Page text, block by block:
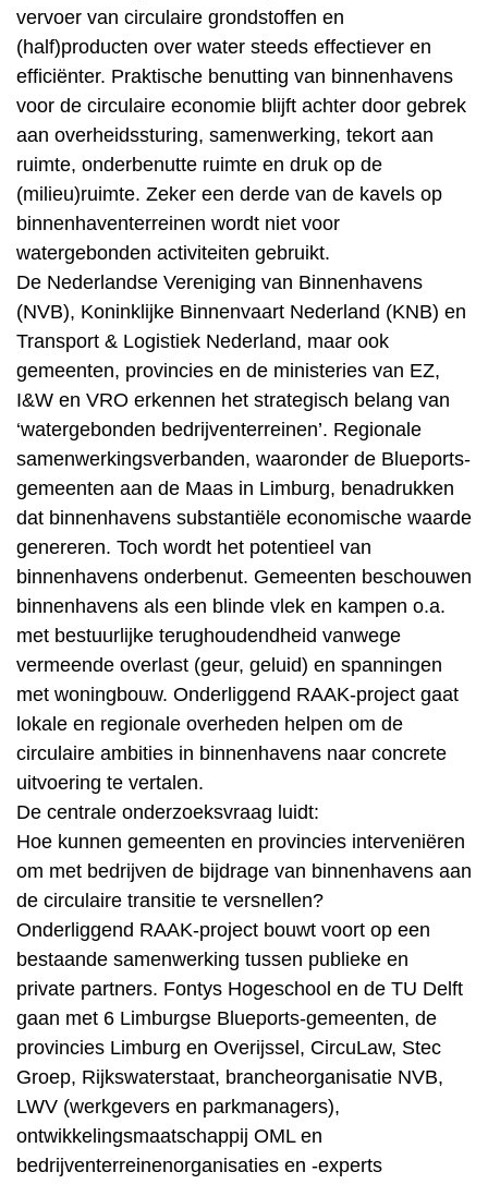
vervoer van circulaire grondstoffen en
(half)producten over water steeds effectiever en
efficiënter. Praktische benutting van binnenhavens
voor de circulaire economie blijft achter door gebrek
aan overheidssturing, samenwerking, tekort aan
ruimte, onderbenutte ruimte en druk op de
(milieu)ruimte. Zeker een derde van de kavels op
binnenhaventerreinen wordt niet voor
watergebonden activiteiten gebruikt.
De Nederlandse Vereniging van Binnenhavens
(NVB), Koninklijke Binnenvaart Nederland (KNB) en
Transport & Logistiek Nederland, maar ook
gemeenten, provincies en de ministeries van EZ,
I&W en VRO erkennen het strategisch belang van
‘watergebonden bedrijventerreinen’. Regionale
samenwerkingsverbanden, waaronder de Blueports-
gemeenten aan de Maas in Limburg, benadrukken
dat binnenhavens substantiële economische waarde
genereren. Toch wordt het potentieel van
binnenhavens onderbenut. Gemeenten beschouwen
binnenhavens als een blinde vlek en kampen o.a.
met bestuurlijke terughoudendheid vanwege
vermeende overlast (geur, geluid) en spanningen
met woningbouw. Onderliggend RAAK-project gaat
lokale en regionale overheden helpen om de
circulaire ambities in binnenhavens naar concrete
uitvoering te vertalen.
De centrale onderzoeksvraag luidt:
Hoe kunnen gemeenten en provincies interveniëren
om met bedrijven de bijdrage van binnenhavens aan
de circulaire transitie te versnellen?
Onderliggend RAAK-project bouwt voort op een
bestaande samenwerking tussen publieke en
private partners. Fontys Hogeschool en de TU Delft
gaan met 6 Limburgse Blueports-gemeenten, de
provincies Limburg en Overijssel, CircuLaw, Stec
Groep, Rijkswaterstaat, brancheorganisatie NVB,
LWV (werkgevers en parkmanagers),
ontwikkelingsmaatschappij OML en
bedrijventerreinenorganisaties en -experts